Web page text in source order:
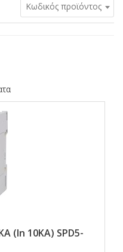
Κωδικός προϊόντος
(In 10KA) SPD5-